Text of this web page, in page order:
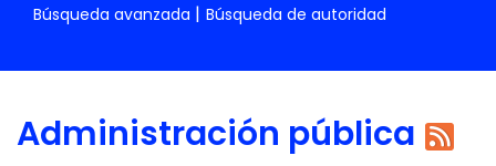
Búsqueda avanzada
Búsqueda de autoridad
Administración pública